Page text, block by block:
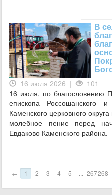
В
16 июля 2026 |
101
16 июля, по благословению
епископа Россошанского и
Каменского церковного
молебное пение перед
Евдаково Каменского района.
← 1 2 3 4 5 ... 267268